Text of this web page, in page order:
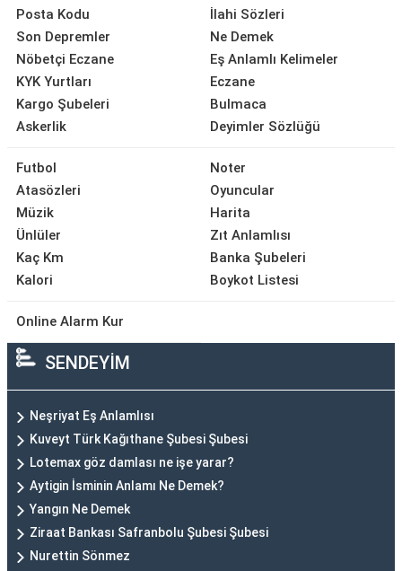
Posta Kodu
Son Depremler
Nöbetçi Eczane
KYK Yurtları
Kargo Şubeleri
Askerlik
İlahi Sözleri
Ne Demek
Eş Anlamlı Kelimeler
Eczane
Bulmaca
Deyimler Sözlüğü
Futbol
Atasözleri
Müzik
Ünlüler
Kaç Km
Kalori
Noter
Oyuncular
Harita
Zıt Anlamlısı
Banka Şubeleri
Boykot Listesi
Online Alarm Kur
SENDEYİM
Neşriyat Eş Anlamlısı
Kuveyt Türk Kağıthane Şubesi Şubesi
Lotemax göz damlası ne işe yarar?
Aytigin İsminin Anlamı Ne Demek?
Yangın Ne Demek
Ziraat Bankası Safranbolu Şubesi Şubesi
Nurettin Sönmez